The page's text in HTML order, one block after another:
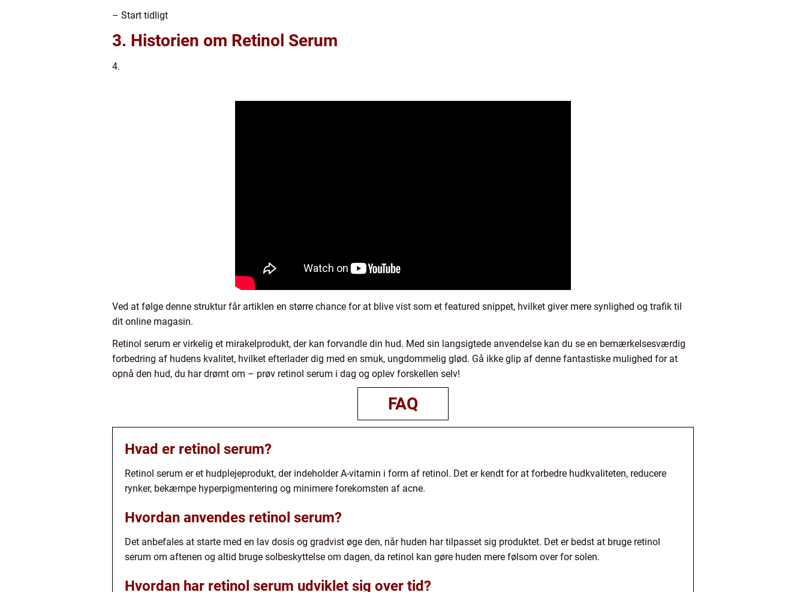
– Start tidligt
3. Historien om Retinol Serum
4.
Ved at følge denne struktur får artiklen en større chance for at blive vist som et featured snippet, hvilket giver mere synlighed og trafik til
dit online magasin.
Retinol serum er virkelig et mirakelprodukt, der kan forvandle din hud. Med sin langsigtede anvendelse kan du se en bemærkelsesværdig
forbedring af hudens kvalitet, hvilket efterlader dig med en smuk, ungdommelig glød. Gå ikke glip af denne fantastiske mulighed for at
opnå den hud, du har drømt om – prøv retinol serum i dag og oplev forskellen selv!
FAQ
Hvad er retinol serum?
Retinol serum er et hudplejeprodukt, der indeholder A-vitamin i form af retinol. Det er kendt for at forbedre hudkvaliteten, reducere
rynker, bekæmpe hyperpigmentering og minimere forekomsten af acne.
Hvordan anvendes retinol serum?
Det anbefales at starte med en lav dosis og gradvist øge den, når huden har tilpasset sig produktet. Det er bedst at bruge retinol
serum om aftenen og altid bruge solbeskyttelse om dagen, da retinol kan gøre huden mere følsom over for solen.
Hvordan har retinol serum udviklet sig over tid?